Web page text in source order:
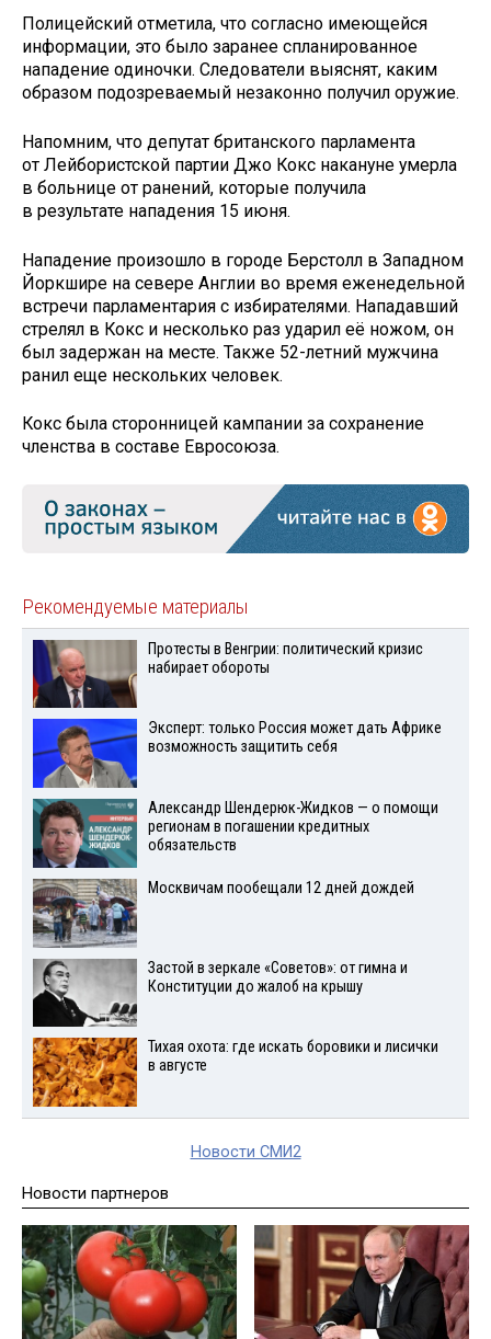
Полицейский отметила, что согласно имеющейся
информации, это было заранее спланированное
нападение одиночки. Следователи выяснят, каким
образом подозреваемый незаконно получил оружие.
Напомним, что депутат британского парламента
от Лейбористской партии Джо Кокс накануне умерла
в больнице от ранений, которые получила
в результате нападения 15 июня.
Нападение произошло в городе Берстолл в Западном
Йоркшире на севере Англии во время еженедельной
встречи парламентария с избирателями. Нападавший
стрелял в Кокс и несколько раз ударил её ножом, он
был задержан на месте. Также 52-летний мужчина
ранил еще нескольких человек.
Кокс была сторонницей кампании за сохранение
членства в составе Евросоюза.
Рекомендуемые материалы
Протесты в Венгрии: политический кризис
набирает обороты
Эксперт: только Россия может дать Африке
возможность защитить себя
Александр Шендерюк-Жидков — о помощи
регионам в погашении кредитных
обязательств
Москвичам пообещали 12 дней дождей
Застой в зеркале «Советов»: от гимна и
Конституции до жалоб на крышу
Тихая охота: где искать боровики и лисички
в августе
Новости СМИ2
Новости партнеров